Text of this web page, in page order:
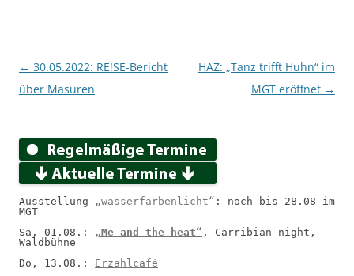
Beitragsnavigation
← 30.05.2022: RE!SE-Bericht
über Masuren
HAZ: „Tanz trifft Huhn“ im
MGT eröffnet →
Ausstellung „wasserfarbenlicht“ : noch bis 28.08 im
MGT
Sa, 01.08.: „Me and the heat“ , Carribian night,
Waldbühne
Do, 13.08.: Erzählcafé